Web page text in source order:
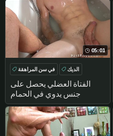
05:01
الفتاة العضلي يحصل على
جنس يدوي في الحمام
في سن المراهقة
الديك
HANDJOB
حوض استحمام